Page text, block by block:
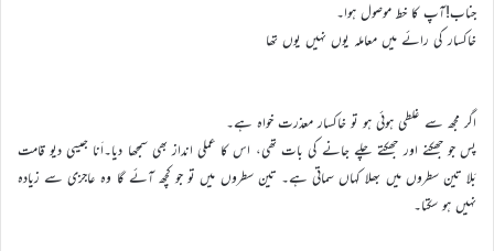
جناب!آپ کا خط موصول ہوا۔
خاکسار کی رائے میں معاملہ یوں نہیں یوں تھا
اگر مجھ سے غلطی ہوئی ہو تو خاکسار معذرت خواہ ہے۔
پس جو جھکنے اور جھکتے چلے جانے کی بات تھی، اس کا عملی انداز بھی سمجھا دیا۔اَنا جیسی دیو قامت
بَلا تین سطروں میں بھلا کہاں سماتی ہے۔ تین سطروں میں تو جو کچھ آئے گا وہ عاجزی سے زیادہ
نہیں ہو سکتا۔